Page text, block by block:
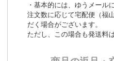
・基本的には、ゆうメール
注文数に応じて宅配便（福
だく場合がございます。
ただし、この場合も発送料